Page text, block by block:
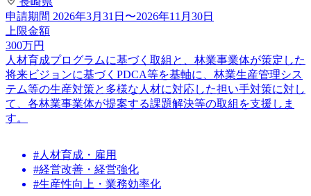
申請期間 2026年3月31日〜2026年11月30日
上限金額
300万円
人材育成プログラムに基づく取組と、林業事業体が策定した
将来ビジョンに基づくPDCA等を基軸に、林業生産管理シス
テム等の生産対策と多様な人材に対応した担い手対策に対し
て、各林業事業体が提案する課題解決等の取組を支援しま
す。
#人材育成・雇用
#経営改善・経営強化
#生産性向上・業務効率化